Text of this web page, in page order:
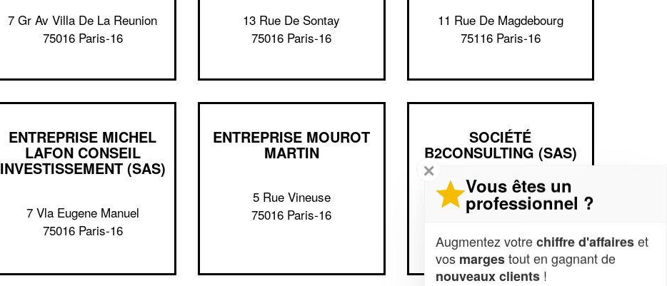
7 Gr Av Villa De La Reunion
75016 Paris-16
13 Rue De Sontay
75016 Paris-16
11 Rue De Magdebourg
75116 Paris-16
ENTREPRISE MICHEL
LAFON CONSEIL
INVESTISSEMENT (SAS)
7 Vla Eugene Manuel
75016 Paris-16
ENTREPRISE MOUROT
MARTIN
5 Rue Vineuse
75016 Paris-16
SOCIÉTÉ
B2CONSULTING (SAS)
39 Boulevard De
Montmorency
✕
Vous êtes un
professionnel ?
Augmentez votrechiffre d'affaireset
vos margestout en gagnant de
nouveaux clients !